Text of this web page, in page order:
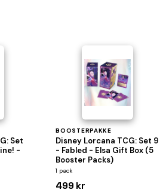
Set
-
BOOSTERPAKKE
Disney Lorcana TCG: Set 9
- Fabled - Elsa Gift Box (5
Booster Packs)
1 pack
499 kr